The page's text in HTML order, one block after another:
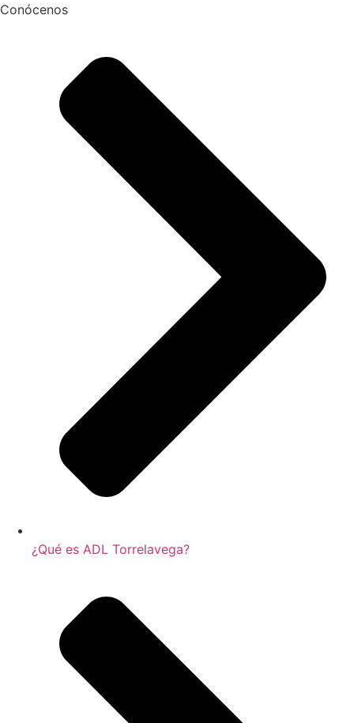
Conócenos
¿Qué es ADL Torrelavega?